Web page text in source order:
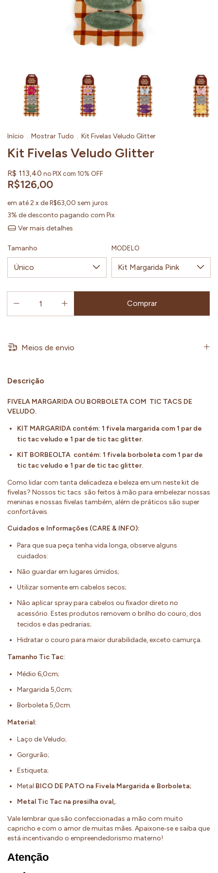
Início . Mostrar Tudo . Kit Fivelas Veludo Glitter
Kit Fivelas Veludo Glitter
R$ 113,40 no PIX com 10% OFF
R$126,00
em até2 x deR$63,00 sem juros
3% de desconto pagando com Pix
Ver mais detalhes
Tamanho MODELO
Meios de envio
Descrição
FIVELA MARGARIDA OU BORBOLETA COM TIC TACS DE
VELUDO.
KIT MARGARIDA contém: 1 fivela margarida com 1 par de
tic tac veludo e 1 par de tic tac glitter.
KIT BORBEOLTA contém: 1 fivela borboleta com 1 par de
tic tac veludo e 1 par de tic tac glitter.
Como lidar com tanta delicadeza e beleza em um neste kit de
fivelas? Nossos tic tacs são feitos à mão para embelezar nossas
meninas e nossas fivelas também, além de práticos são super
confortáveis.
Cuidados e Informações (CARE & INFO):
Para que sua peça tenha vida longa, observe alguns
cuidados:
Não guardar em lugares úmidos;
Utilizar somente em cabelos secos;
Não aplicar spray para cabelos ou fixador direto no
acessório. Estes produtos removem o brilho do couro, dos
tecidos e das pedrarias;
Hidratar o couro para maior durabilidade, exceto camurça.
Tamanho Tic Tac:
Médio 6,0cm;
Margarida 5,0cm;
Borboleta 5,0cm.
Material:
Laço de Veludo;
Gorgurão;
Estiqueta;
Metal BICO DE PATO na Fivela Margarida e Borboleta;
Metal Tic Tac na presilha oval,.
Vale lembrar que são confeccionadas a mão com muito
capricho e com o amor de muitas mães. Apaixone‐se e saiba que
está incentivando o empreendedorismo materno!
Atenção